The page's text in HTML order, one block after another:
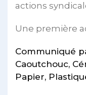
actions
Une première
Communiqué
Caoutchouc,
Papier,